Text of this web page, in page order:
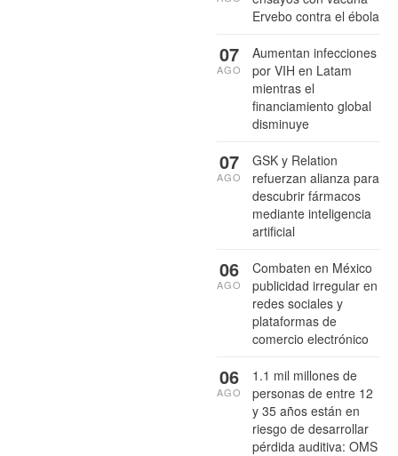
Ervebo contra el ébola
Aumentan infecciones
por VIH en Latam
mientras el
financiamiento global
disminuye
07
AGO
GSK y Relation
refuerzan alianza para
descubrir fármacos
mediante inteligencia
artificial
07
AGO
Combaten en México
publicidad irregular en
redes sociales y
plataformas de
comercio electrónico
06
AGO
1.1 mil millones de
personas de entre 12
y 35 años están en
riesgo de desarrollar
pérdida auditiva: OMS
06
AGO